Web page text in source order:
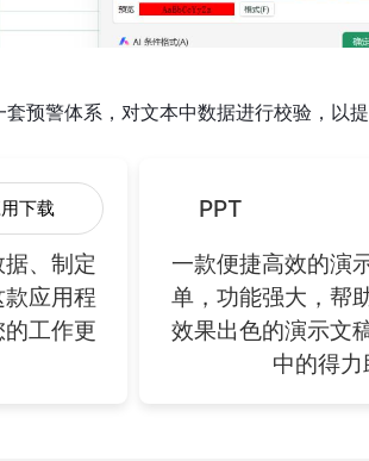
预警体系，对文本中数据进行校验，以提
下载
、制定
应用程
工作更
PPT
一款便捷高效的演
单，功能强大，帮
效果出色的演示文
中的得力